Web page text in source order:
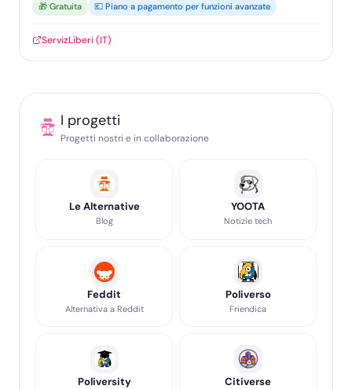
🎁 Gratuita 💶 Piano a pagamento per funzioni avanzate
ServizLiberi (IT)
I progetti
Progetti nostri e in collaborazione
Le Alternative
Blog
YOOTA
Notizie tech
Feddit
Alternativa a Reddit
Poliverso
Friendica
Poliversity Citiverse